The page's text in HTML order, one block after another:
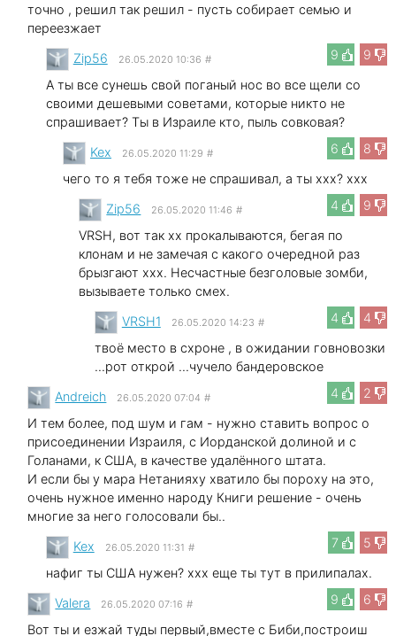
точно , решил так решил - пусть собирает семью и
переезжает
9
9
Zip56 26.05.2020 10:36 #
А ты все сунешь свой поганый нос во все щели со
своими дешевыми советами, которые никто не
спрашивает? Ты в Израиле кто, пыль совковая?
6
8
Kex 26.05.2020 11:29 #
чего то я тебя тоже не спрашивал, а ты xxx? xxx
4
9
Zip56 26.05.2020 11:46 #
VRSH, вот так xx прокалываются, бегая по
клонам и не замечая с какого очередной раз
брызгают xxx. Несчастные безголовые зомби,
вызываете только смех.
4
4
VRSH1 26.05.2020 14:23 #
твоё место в схроне , в ожидании говновозки
...рот открой ...чучело бандеровское
4
2
Andreich 26.05.2020 07:04 #
И тем более, под шум и гам - нужно ставить вопрос о
присоединении Израиля, с Иорданской долиной и с
Голанами, к США, в качестве удалённого штата.
И если бы у мара Нетанияху хватило бы пороху на это,
очень нужное именно народу Книги решение - очень
многие за него голосовали бы..
7
5
Kex 26.05.2020 11:31 #
нафиг ты США нужен? xxx еще ты тут в прилипалах.
9
6
Valera 26.05.2020 07:16 #
Вот ты и езжай туды первый,вместе с Биби,построиш